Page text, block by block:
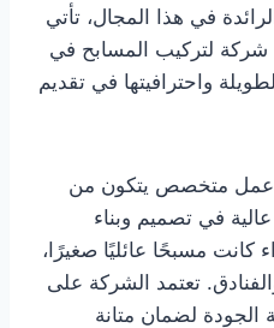
في هذا المجال، تأتي
شركة لتركيب المسابح في
واحترافيتها في تقديم
عمل متخصص يتكون من
في تصميم وبناء
كانت مسبحًا عائليًا صغيرًا،
تعتمد الشركة على
الجودة لضمان متانة